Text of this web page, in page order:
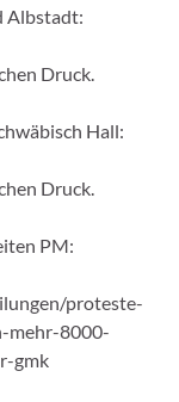
Albstadt:
Druck.
Hall:
Druck.
PM:
proteste-
mehr-8000-
gmk